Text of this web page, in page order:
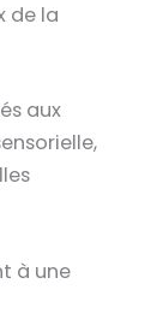
de la
aux
à une